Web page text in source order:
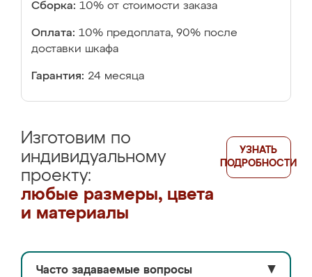
Сборка: 10% от стоимости заказа
Оплата: 10% предоплата, 90% после
доставки шкафа
Гарантия: 24 месяца
Изготовим по
индивидуальному
проекту:
любые размеры, цвета
и материалы
УЗНАТЬ
ПОДРОБНОСТИ
Часто задаваемые вопросы ▼